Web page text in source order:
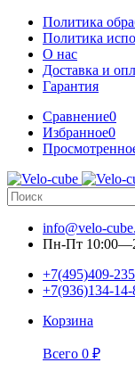
Политика
Политика
О нас
Доставка и
Гарантия
Сравнение0
Избранное0
info@velo-
Пн-Пт
+7(495)409-
+7(936)134-14-
Корзина
Всего 0 ₽